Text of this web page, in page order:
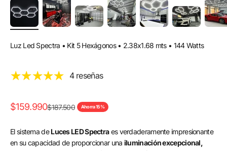
Luz Led Spectra • Kit 5 Hexágonos • 2.38x1.68 mts • 144 Watts
4 reseñas
Precio de oferta
$159.990Precio normal
$187.500 Ahorra 15%
El sistema deLuces LED Spectraes verdaderamente impresionante
en su capacidad de proporcionar una iluminación excepcional,